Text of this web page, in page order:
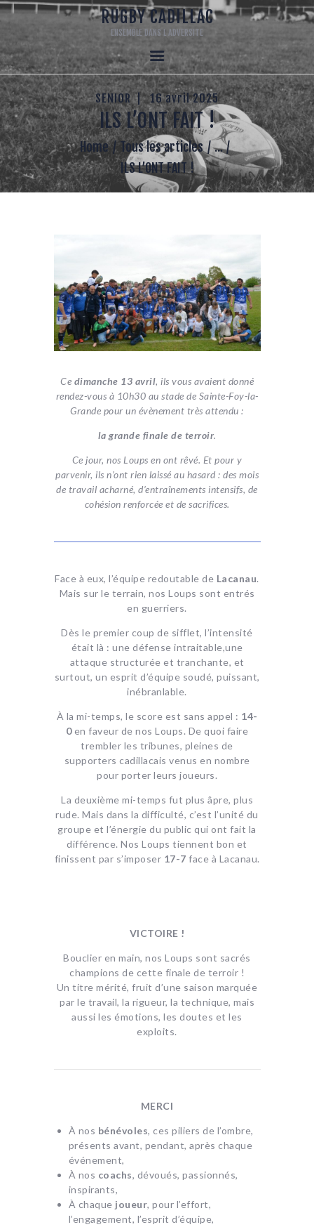
RUGBY CADILLAC
ENSEMBLE DANS L ADVERSITE
SENIOR 16 avril 2025
ILS L’ONT FAIT !
Home Tous les articles
...
ILS L’ONT FAIT !
RUGBY CADILLAC
ENSEMBLE DANS L ADVERSITE
ACCUEIL
120 ANS
LE CLUB
ECOLE DE RUGBY
SENIORS
Ce dimanche 13 avril, ils vous avaient donné
rendez-vous à 10h30 au stade de Sainte-Foy-la-
Grande pour un évènement très attendu :
la grande finale de terroir.
Ce jour, nos Loups en ont rêvé. Et pour y
parvenir, ils n’ont rien laissé au hasard : des mois
de travail acharné, d’entraînements intensifs, de
cohésion renforcée et de sacrifices.
Face à eux, l’équipe redoutable de Lacanau.
Mais sur le terrain, nos Loups sont entrés
en guerriers.
Dès le premier coup de sifflet, l’intensité
était là : une défense intraitable,une
attaque structurée et tranchante, et
surtout, un esprit d’équipe soudé, puissant,
inébranlable.
À la mi-temps, le score est sans appel : 14-
0en faveur de nos Loups. De quoi faire
trembler les tribunes, pleines de
supporters cadillacais venus en nombre
pour porter leurs joueurs.
La deuxième mi-temps fut plus âpre, plus
rude. Mais dans la difficulté, c’est l’unité du
groupe et l’énergie du public qui ont fait la
différence. Nos Loups tiennent bon et
finissent par s’imposer 17-7 face à Lacanau.
VICTOIRE !
Bouclier en main, nos Loups sont sacrés
champions de cette finale de terroir !
Un titre mérité, fruit d’une saison marquée
par le travail, la rigueur, la technique, mais
aussi les émotions, les doutes et les
exploits.
MERCI
À nos bénévoles, ces piliers de l’ombre,
présents avant, pendant, après chaque
événement,
À nos coachs, dévoués, passionnés,
inspirants,
À chaque joueur, pour l’effort,
l’engagement, l’esprit d’équipe,